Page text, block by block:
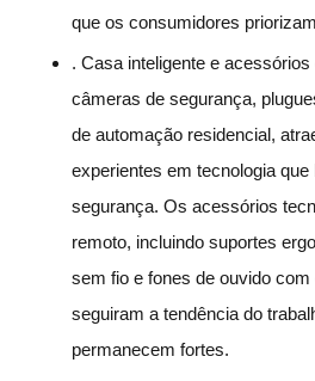
que os consumidores
. Casa inteligente e
câmeras de segurança,
de automação residencial,
experientes em tecnologia
segurança. Os acessórios
remoto, incluindo suportes
sem fio e fones de ouvido
seguiram a tendência do
permanecem fortes.